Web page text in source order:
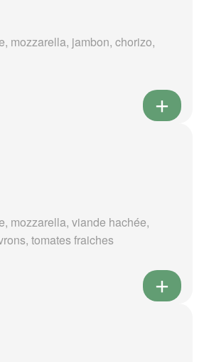
mozzarella, jambon, chorizo,
mozzarella, viande hachée,
tomates fraiches